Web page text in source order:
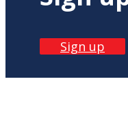
Sign up